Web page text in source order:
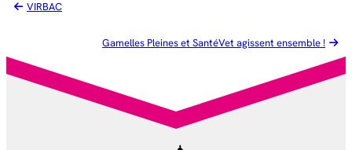
VIRBAC
Gamelles Pleines et SantéVet agissent ensemble !